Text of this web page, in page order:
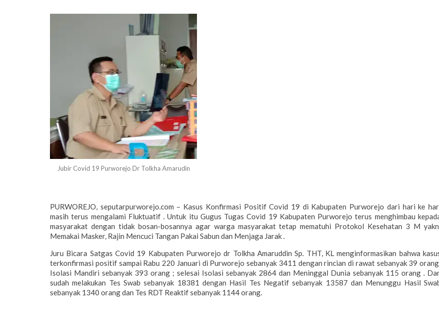
Jubir Covid 19 Purworejo Dr Tolkha Amarudin
PURWOREJO, seputarpurworejo.com – Kasus Konfirmasi Positif Covid 19 di Kabupaten Purworejo dari hari ke
masih terus mengalami Fluktuatif . Untuk itu Gugus Tugas Covid 19 Kabupaten Purworejo terus menghimbau
masyarakat dengan tidak bosan-bosannya agar warga masyarakat tetap mematuhi Protokol Kesehatan 3 M
Memakai Masker, Rajin Mencuci Tangan Pakai Sabun dan Menjaga Jarak .
Juru Bicara Satgas Covid 19 Kabupaten Purworejo dr Tolkha Amaruddin Sp. THT, KL menginformasikan bahwa
terkonfirmasi positif sampai Rabu 220 Januari di Purworejo sebanyak 3411 dengan rincian di rawat sebanyak 39
Isolasi Mandiri sebanyak 393 orang ; selesai Isolasi sebanyak 2864 dan Meninggal Dunia sebanyak 115 orang .
sudah melakukan Tes Swab sebanyak 18381 dengan Hasil Tes Negatif sebanyak 13587 dan Menunggu Hasil
sebanyak 1340 orang dan Tes RDT Reaktif sebanyak 1144 orang.